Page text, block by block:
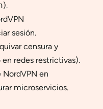
).
sesión.
censura y
redes restrictivas).
NordVPN en
microservicios.